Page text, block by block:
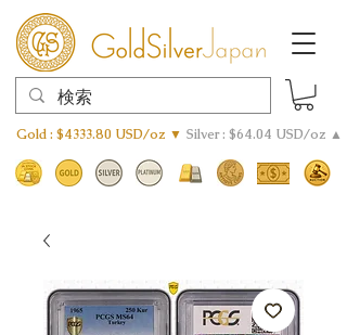
Gold : $4333.80 USD/oz ▼ Silver : $64.04 USD/oz ▲